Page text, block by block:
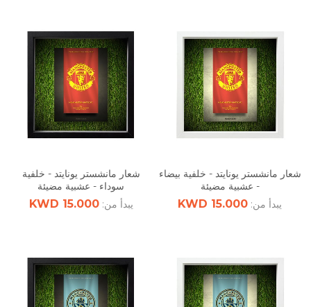
شعار مانشستر يونايتد - خلفية بيضاء
- عشبية مضيئة
يبدأ من: 15.000 KWD
شعار مانشستر يونايتد - خلفية
سوداء - عشبية مضيئة
يبدأ من:15.000 KWD